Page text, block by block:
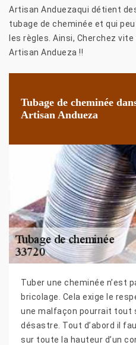
Artisan Anduezaqui détient
tubage de cheminée et qui
les règles. Ainsi, Cherchez
Artisan Andueza !!
Tubage de cheminée
Artisan Andueza
Tuber une cheminée n’est
bricolage. Cela exige le
une malfaçon pourrait tout
désastre. Tout d’abord il
sur toute la hauteur d’un